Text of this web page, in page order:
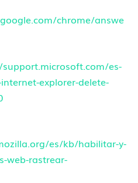
chrome/answe
es-
explorer-delete-
es/kb/habilitar-y-
web-rastrear-